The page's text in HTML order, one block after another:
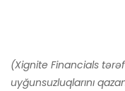
(Xignite Financials
uyğunsuzluqlarını